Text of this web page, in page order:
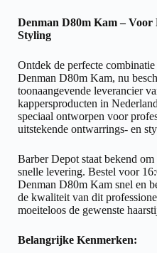
Denman D80m Kam – Voor
Styling
Ontdek de perfecte
Denman D80m Kam, nu
toonaangevende leverancier
kappersproducten in
speciaal ontworpen voor
uitstekende ontwarrings- en
Barber Depot staat bekend
snelle levering. Bestel voor
Denman D80m Kam snel en
de kwaliteit van dit
moeiteloos de gewenste
Belangrijke Kenmerken: